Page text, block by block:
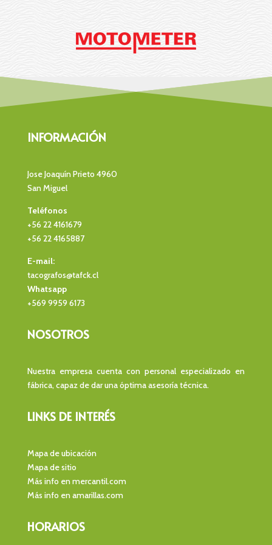
INFORMACIÓN
Jose Joaquín Prieto 4960
San Miguel
Teléfonos
+56 22 4161679
+56 22 4165887
E-mail:
tacografos@tafck.cl
Whatsapp
+569 9959 6173
NOSOTROS
Nuestra empresa cuenta con personal especializado en
fábrica, capaz de dar una óptima asesoría técnica.
LINKS DE INTERÉS
Mapa de ubicación
Mapa de sitio
Más info en mercantil.com
Más info en amarillas.com
HORARIOS